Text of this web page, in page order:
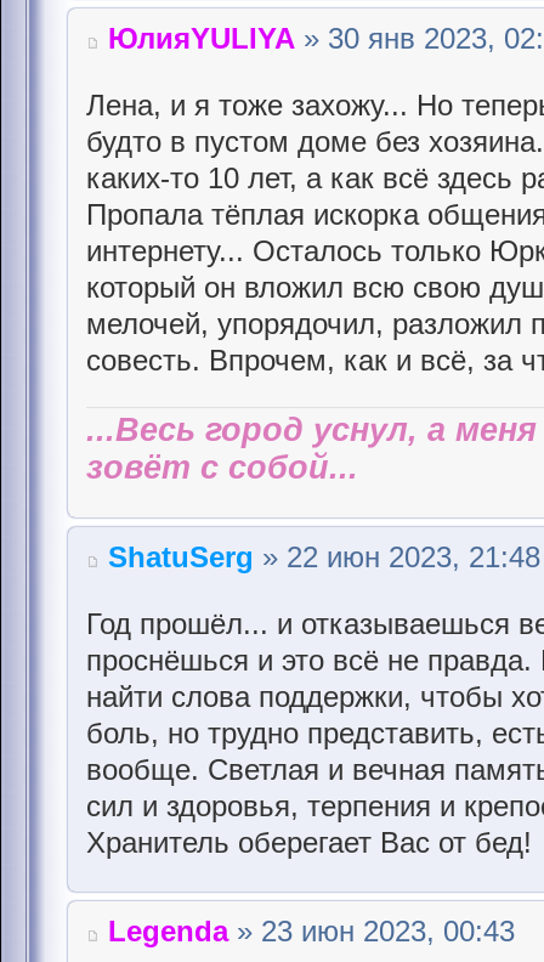
ЮлияYULIYA » 30 янв 2023,
Лена, и я тоже захожу... Но
будто в пустом доме без
каких-то 10 лет, а как всё здесь
Пропала тёплая искорка
интернету... Осталось только
который он вложил всю свою
мелочей, упорядочил, разложил
совесть. Впрочем, как и всё, за
...Весь город уснул, а
зовёт с собой...
ShatuSerg » 22 июн 2023, 21:48
Год прошёл... и отказываешься
проснёшься и это всё не
найти слова поддержки, чтобы
боль, но трудно представить,
вообще. Светлая и вечная
сил и здоровья, терпения и
Хранитель оберегает Вас от бед!
Legenda» 23 июн 2023, 00:43